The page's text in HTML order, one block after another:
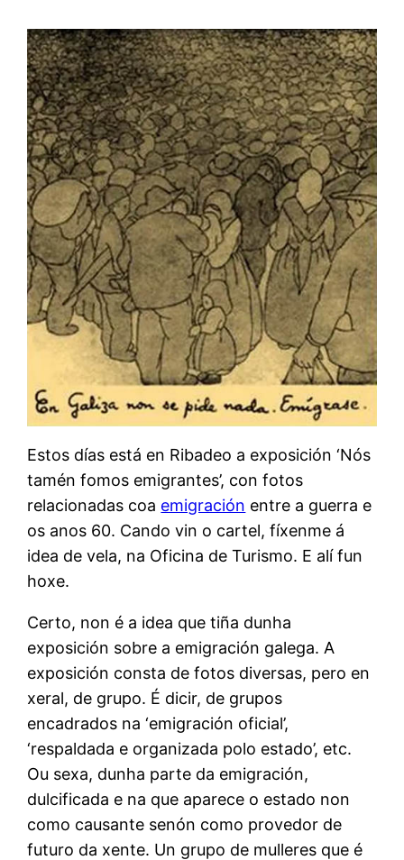
Estos días está en Ribadeo a exposición ‘Nós
tamén fomos emigrantes’, con fotos
relacionadas coa emigración entre a guerra e
os anos 60. Cando vin o cartel, fíxenme á
idea de vela, na Oficina de Turismo. E alí fun
hoxe.
Certo, non é a idea que tiña dunha
exposición sobre a emigración galega. A
exposición consta de fotos diversas, pero en
xeral, de grupo. É dicir, de grupos
encadrados na ‘emigración oficial’,
‘respaldada e organizada polo estado’, etc.
Ou sexa, dunha parte da emigración,
dulcificada e na que aparece o estado non
como causante senón como provedor de
futuro da xente. Un grupo de mulleres que é